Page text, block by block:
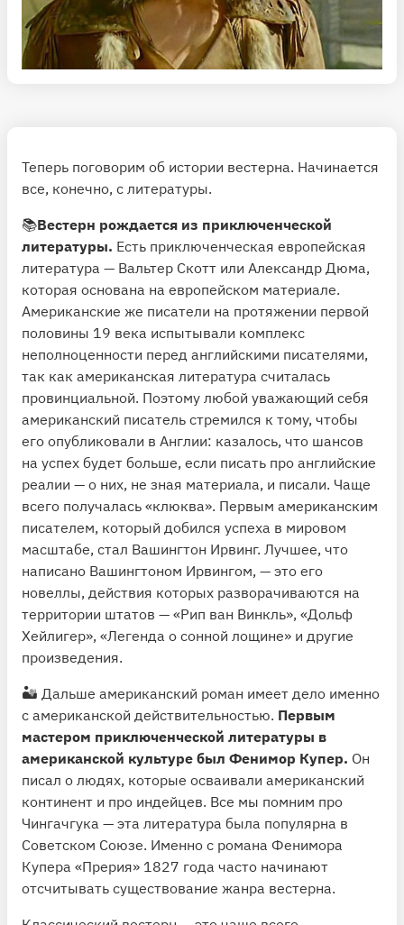
Теперь поговорим об истории вестерна. Начинается
все, конечно, с литературы.
📚Вестерн рождается из приключенческой
литературы. Есть приключенческая европейская
литература — Вальтер Скотт или Александр Дюма,
которая основана на европейском материале.
Американские же писатели на протяжении первой
половины 19 века испытывали комплекс
неполноценности перед английскими писателями,
так как американская литература считалась
провинциальной. Поэтому любой уважающий себя
американский писатель стремился к тому, чтобы
его опубликовали в Англии: казалось, что шансов
на успех будет больше, если писать про английские
реалии — о них, не зная материала, и писали. Чаще
всего получалась «клюква». Первым американским
писателем, который добился успеха в мировом
масштабе, стал Вашингтон Ирвинг. Лучшее, что
написано Вашингтоном Ирвингом, — это его
новеллы, действия которых разворачиваются на
территории штатов — «Рип ван Винкль», «Дольф
Хейлигер», «Легенда о сонной лощине» и другие
произведения.
🏜 Дальше американский роман имеет дело именно
с американской действительностью. Первым
мастером приключенческой литературы в
американской культуре был Фенимор Купер. Он
писал о людях, которые осваивали американский
континент и про индейцев. Все мы помним про
Чингачгука — эта литература была популярна в
Советском Союзе. Именно с романа Фенимора
Купера «Прерия» 1827 года часто начинают
отсчитывать существование жанра вестерна.